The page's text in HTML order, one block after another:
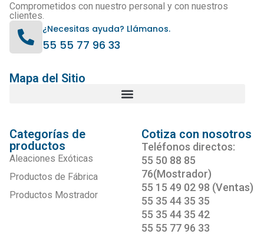
Comprometidos con nuestro personal y con nuestros
clientes.
¿Necesitas ayuda? Llámanos.
55 55 77 96 33
Mapa del Sitio
Categorías de
productos
Aleaciones Exóticas
Productos de Fábrica
Productos Mostrador
Cotiza con nosotros
Teléfonos directos:
55 50 88 85
76(Mostrador)
55 15 49 02 98 (Ventas)
55 35 44 35 35
55 35 44 35 42
55 55 77 96 33